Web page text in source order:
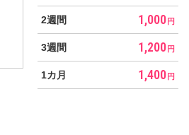
2週間 1,000 円
3週間 1,200 円
1カ月 1,400 円